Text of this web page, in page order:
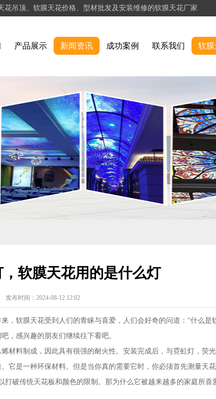
吊顶、软膜天花价格、型材批发及安装维修的软膜天花厂家
产品展示 新闻资讯 成功案例 联系我们 软
软膜天花用的是什么灯
发布时间：2024-08-12 12:02
，软膜天花受到人们的青睐与喜爱，人们会好奇的问道：“什么是
，感兴趣的朋友们继续往下看吧。
材料制成，因此具有很强的耐火性。安装完成后，与霓虹灯，荧
它是一种环保材料。但是当你真的需要它时，你必须首先测量天
破传统天花板和颜色的限制。那为什么它被越来越多的家庭所喜